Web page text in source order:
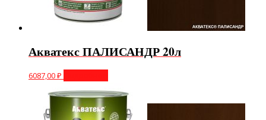
Акватекс ПАЛИСАНДР 20л
6087,00₽